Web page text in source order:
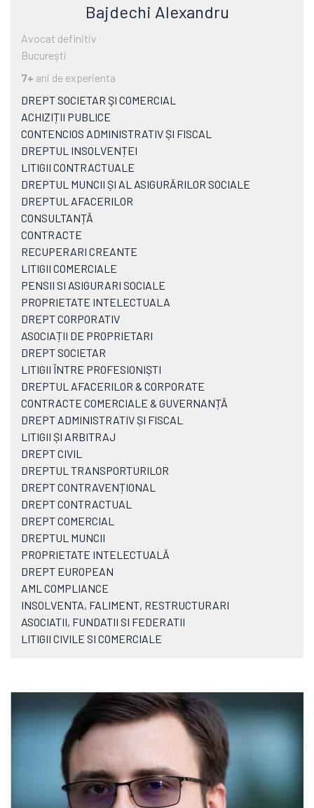
Bajdechi Alexandru
Avocat definitiv
Bucureşti
7+ ani de experienta
DREPT SOCIETAR ŞI COMERCIAL
ACHIZIȚII PUBLICE
CONTENCIOS ADMINISTRATIV ȘI FISCAL
DREPTUL INSOLVENȚEI
LITIGII CONTRACTUALE
DREPTUL MUNCII ȘI AL ASIGURĂRILOR SOCIALE
DREPTUL AFACERILOR
CONSULTANȚĂ
CONTRACTE
RECUPERARI CREANTE
LITIGII COMERCIALE
PENSII SI ASIGURARI SOCIALE
PROPRIETATE INTELECTUALA
DREPT CORPORATIV
ASOCIAȚII DE PROPRIETARI
DREPT SOCIETAR
LITIGII ÎNTRE PROFESIONIȘTI
DREPTUL AFACERILOR & CORPORATE
CONTRACTE COMERCIALE & GUVERNANȚĂ
DREPT ADMINISTRATIV ȘI FISCAL
LITIGII ȘI ARBITRAJ
DREPT CIVIL
DREPTUL TRANSPORTURILOR
DREPT CONTRAVENȚIONAL
DREPT CONTRACTUAL
DREPT COMERCIAL
DREPTUL MUNCII
PROPRIETATE INTELECTUALĂ
DREPT EUROPEAN
AML COMPLIANCE
INSOLVENTA, FALIMENT, RESTRUCTURARI
ASOCIATII, FUNDATII SI FEDERATII
LITIGII CIVILE SI COMERCIALE